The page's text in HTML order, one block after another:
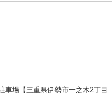
車場【三重県伊勢市一之木2丁目